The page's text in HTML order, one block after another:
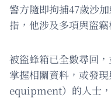
警方隨即拘捕47歲沙
指，他涉及多項與盜
被盜蜂箱已全數尋回
掌握相關資料，或發
equipment）的人士